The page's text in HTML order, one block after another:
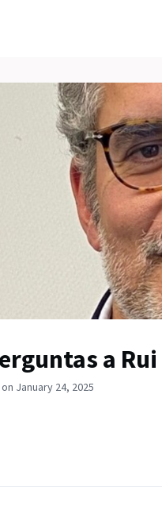
Notícias Carreira
a
January 24, 2025